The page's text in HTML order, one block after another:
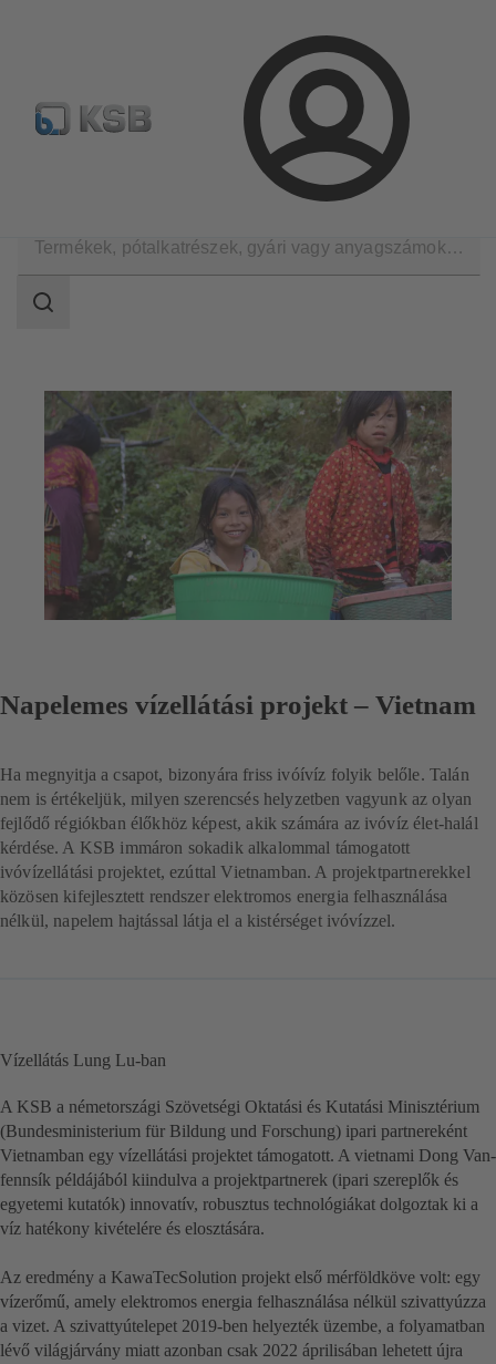
Bejelentkezés
Hírlevél Termékkonfiguráció Termékek keresése
tartomány
Keresési
Napelemes vízellátási projekt – Vietnam
Ha megnyitja a csapot, bizonyára friss ivóívíz folyik belőle. Talán
nem is értékeljük, milyen szerencsés helyzetben vagyunk az olyan
fejlődő régiókban élőkhöz képest, akik számára az ivóvíz élet-halál
kérdése. A KSB immáron sokadik alkalommal támogatott
ivóvízellátási projektet, ezúttal Vietnamban. A projektpartnerekkel
közösen kifejlesztett rendszer elektromos energia felhasználása
nélkül, napelem hajtással látja el a kistérséget ivóvízzel.
Vízellátás Lung Lu-ban
A KSB a németországi Szövetségi Oktatási és Kutatási Minisztérium
(Bundesministerium für Bildung und Forschung) ipari partnereként
Vietnamban egy vízellátási projektet támogatott. A vietnami Dong Van-
fennsík példájából kiindulva a projektpartnerek (ipari szereplők és
egyetemi kutatók) innovatív, robusztus technológiákat dolgoztak ki a
víz hatékony kivételére és elosztására.
Az eredmény a KawaTecSolution projekt első mérföldköve volt: egy
vízerőmű, amely elektromos energia felhasználása nélkül szivattyúzza
a vizet. A szivattyútelepet 2019-ben helyezték üzembe, a folyamatban
lévő világjárvány miatt azonban csak 2022 áprilisában lehetett újra